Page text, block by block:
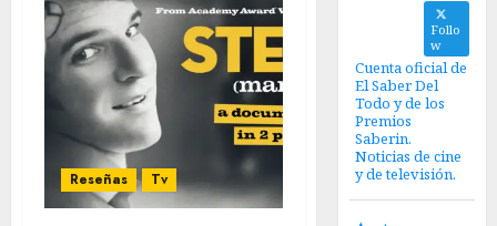
Reseñas Tv
Follo
w
Cuenta oficial de
El Saber Del
Todo y de los
Premios
Saberin.
Noticias de cine
y de televisión.